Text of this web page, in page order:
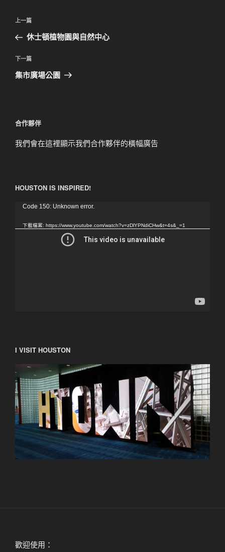
文
導
覽
上
一
文
章
上一篇
休士頓植物園與自然中心
下
一
下一篇
集市廣場公園
合作夥伴
我們會在這裡顯示我們合作夥伴的橫幅廣告
HOUSTON IS INSPIRED!
播
Code 150: Unknown error.
下載檔案: https://www.youtube.com/watch?v=zDlYPNdiCHw&t=4s&_=1
I VISIT HOUSTON
歡迎使用：